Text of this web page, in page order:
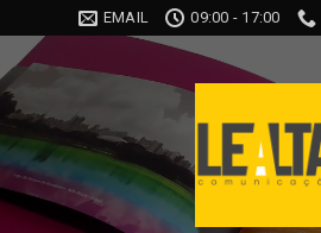
content
EMAIL 09:00 - 17:00